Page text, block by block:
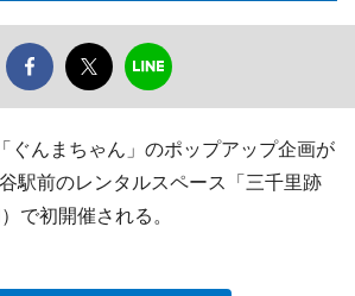
ぐんまちゃん」のポップアップ企画が
駅前のレンタルスペース「三千里跡
で初開催される。